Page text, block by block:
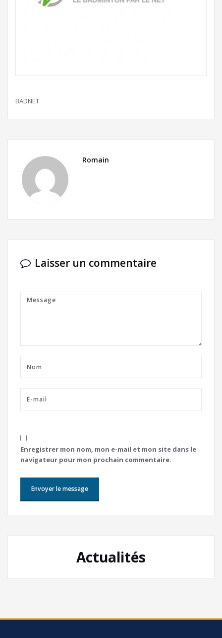
BADNET
Romain
Laisser un commentaire
Enregistrer mon nom, mon e-mail et mon site dans le
navigateur pour mon prochain commentaire.
Actualités